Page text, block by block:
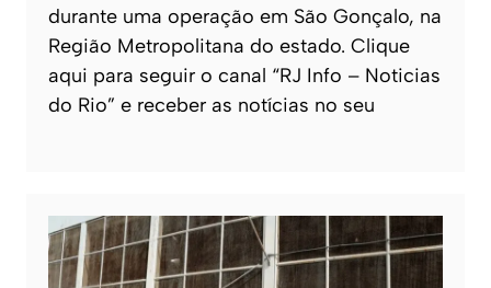
durante uma operação em São Gonçalo, na
Região Metropolitana do estado. Clique
aqui para seguir o canal “RJ Info – Noticias
do Rio” e receber as notícias no seu